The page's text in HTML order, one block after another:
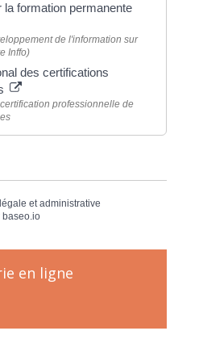
la formation permanente
de l'information sur
Inffo)
des certifications
professionnelle de
et administrative
baseo.io
en ligne